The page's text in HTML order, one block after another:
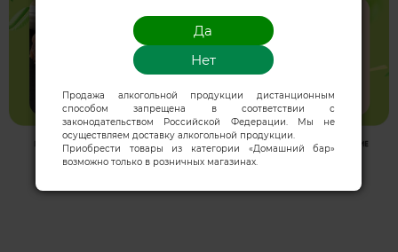
Продажа алкогольной продукции дистанционным
способом запрещена в соответствии с
законодательством Российской Федерации. Мы не
осуществляем доставку алкогольной продукции.
Приобрести товары из категории «Домашний бар»
возможно только в розничных магазинах.